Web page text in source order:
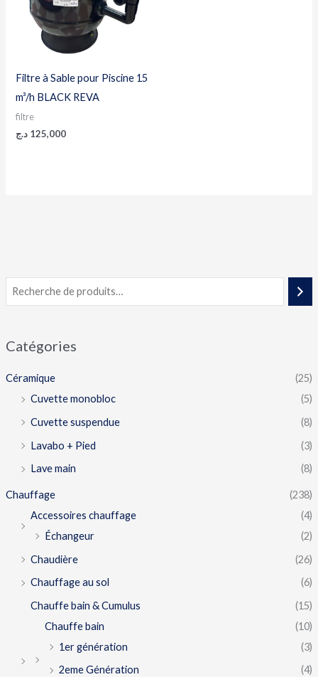
Catégories
Céramique
(25)
Cuvette monobloc
(5)
Cuvette suspendue
(8)
Lavabo + Pied
(3)
Lave main
(8)
Chauffage
(238)
Accessoires chauffage
(4)
Échangeur
(2)
Chaudière
(26)
Chauffage au sol
(6)
Chauffe bain & Cumulus
(15)
Chauffe bain
(10)
1er génération
(3)
2eme Génération
(4)
Filtre à Sable pour Piscine 15
m³/h BLACK REVA
filtre
125,000 د.ج